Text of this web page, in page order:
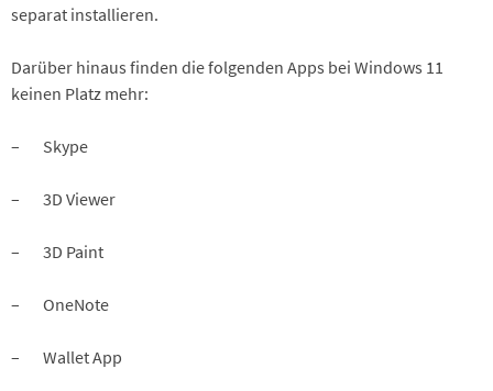
separat installieren.
Darüber hinaus finden die folgenden Apps bei Windows 11
keinen Platz mehr:
– Skype
– 3D Viewer
– 3D Paint
– OneNote
– Wallet App